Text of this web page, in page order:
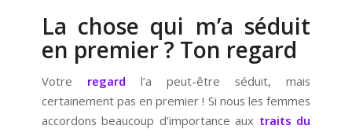
La chose qui m’a séduit
en premier ? Ton regard
Votre regard l’a peut-être séduit, mais
certainement pas en premier ! Si nous les femmes
accordons beaucoup d’importance aux traits du